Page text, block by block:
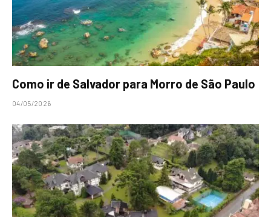
Como ir de Salvador para Morro de São Paulo
04/05/2026